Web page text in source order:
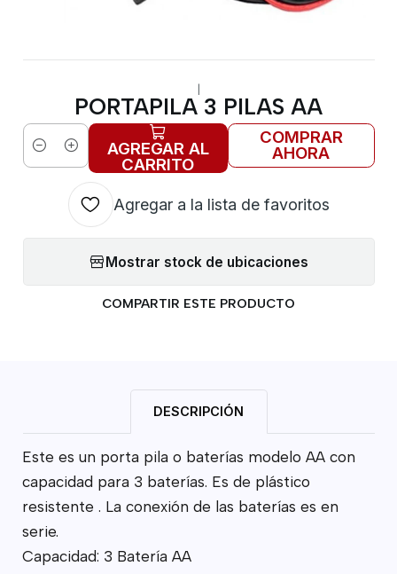
|
PORTAPILA 3 PILAS AA
Cantidad AGREGAR AL
CARRITO
COMPRAR
AHORA
Agregar a la lista de favoritos
Mostrar stock de ubicaciones
COMPARTIR ESTE PRODUCTO
DESCRIPCIÓN
Este es un porta pila o baterías modelo AA con
capacidad para 3 baterías. Es de plástico
resistente . La conexión de las baterías es en
serie.
Capacidad: 3 Batería AA